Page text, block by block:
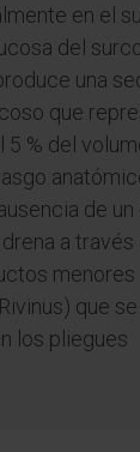
en el
del
una
que
5 % del
de
a través
menores
que
los pliegues